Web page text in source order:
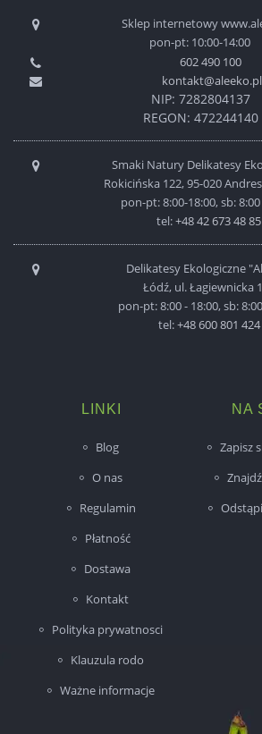
Sklep internetowy
pon-pt: 10:00-14:00
602 490 100
kontakt@aleeko.pl
NIP: 7282804137
REGON: 472244140
Smaki Natury Delikatesy
Rokicińska 122, 95-020
pon-pt: 8:00-18:00, sb:
tel:+48 42 673 48 85
Delikatesy Ekologiczne
Łódź, ul. Łagiewnicka
pon-pt: 8:00 - 18:00, sb:
tel:+48 600 801 424
LINKI
Blog
O nas
Regulamin
Płatność
Dostawa
Kontakt
Polityka prywatnosci
Klauzula rodo
Ważne informacje
NA
Zapisz